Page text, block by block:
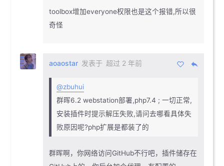
toolbox增加everyone权限也是这个报错,所以很
奇怪
aoaostar 发表于 超过 2 年前
@zbuhui
群晖6.2 webstation部署,php7.4 ; 一切正常,
安装插件时提示解压失败,请问去哪看具体失
败原因呢?php扩展是都装了的
群晖啊，你网络访问GitHub不行吧，插件储存在